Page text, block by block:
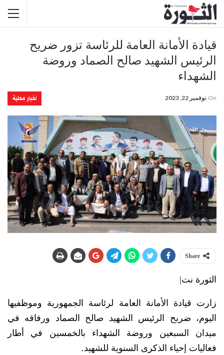
قيادة الأمانة العامة للرئاسة تزور ضريح
الرئيس الشهيد صالح الصماد وروضة
الشهداء
اخبار محلية On نوفمبر 22, 2023
Share
الثورة نت|
زارت قيادة الأمانة العامة لرئاسة الجمهورية وموظفيها
اليوم، ضريح الرئيس الشهيد صالح الصماد ورفاقه في
ميدان السبعين وروضة الشهداء بالخمسين في أطار
فعاليات إحياء الذكرى السنوية للشهيد.